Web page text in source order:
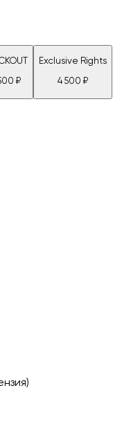
₽
Exclusive Rights
4 500 ₽